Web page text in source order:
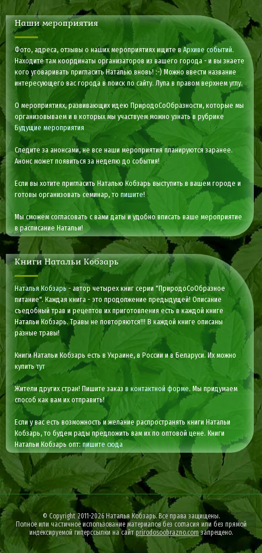
Наши мероприятия
Фото, адреса, отзывы о наших мероприятиях ищите вАрхиве событий.
Находите там координаты организаторов из вашего города - и вы знаете
кого уговаривать пригласить Наталью вновь! :-) Можно ввести название
интересующего вас города в поиск по сайту. Лупа в правом верхнем углу.
О мероприятиях, развивающих идею ПриродоСоОбразности, которые мы
организовываем и в которых мы участвуем можно узнать в рубрике
Будущие мероприятия
Следите за анонсами, не все наши мероприятия планируются заранее.
Анонс может появиться за неделю до события!
Если вы хотите пригласить Наталью Кобзарь выступить в вашем городе и
готовы организовать семинар, топишите!
Мы сможем согласовать с вами даты и удобно вписать ваше мероприятие
в расписание Натальи!
Книги Натальи Кобзарь
Наталья Кобзарь- автор четырех книг серии "ПриродоСоОбразное
питание". Каждая книга - это продолжение предыдущей! Описание
съедобный трав и рецептов их приготовления есть в каждой книге
Натальи Кобзарь. Травы не повторяются!!! В каждой книге описаны
разные травы!
Книги Натальи Кобзарь есть в Украине, в России и в Беларуси. Их можно
купитьтут
Жители других стран! Пишите заказв контактной форме. Мы придумаем
способ как вам их отправить!
Если у вас есть возможность и желание распространять книги Натальи
Кобзарь, то будем рады предложить вам их по оптовой цене. Книги
Натальи Кобзарь опт:пишите сюда
© Copyright 2011-2026 Наталья Кобзарь. Все права защищены.
Полное или частичное использование материалов без согласия или без прямой
индексируемой гиперссылки на сайт prirodosoobrazno.comзапрещено.